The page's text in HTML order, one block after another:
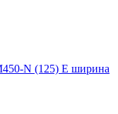
N (125) E ширина